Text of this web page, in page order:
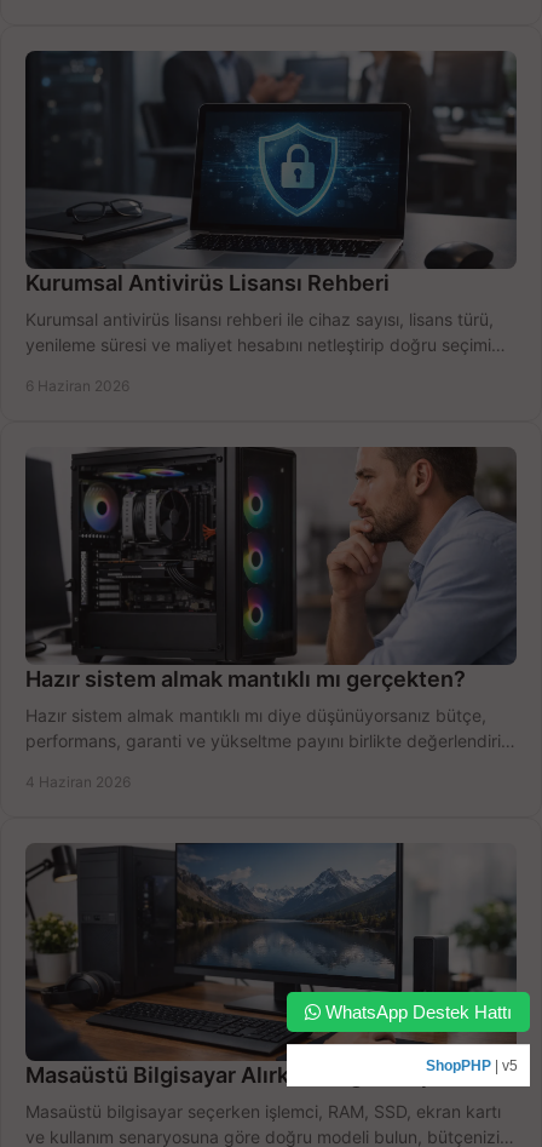
Kurumsal Antivirüs Lisansı Rehberi
Kurumsal antivirüs lisansı rehberi ile cihaz sayısı, lisans türü,
yenileme süresi ve maliyet hesabını netleştirip doğru seçimi
6 Haziran 2026
Hazır sistem almak mantıklı mı gerçekten?
Hazır sistem almak mantıklı mı diye düşünüyorsanız bütçe,
performans, garanti ve yükseltme payını birlikte değerlendirin,
4 Haziran 2026
Masaüstü Bilgisayar Alırken Doğru Seçim
Masaüstü bilgisayar seçerken işlemci, RAM, SSD, ekran kartı
ve kullanım senaryosuna göre doğru modeli bulun, bütçenizi
WhatsApp Destek Hattı
ShopPHP | v5